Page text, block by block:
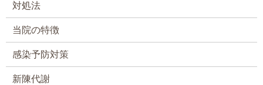
対処法
当院の特徴
感染予防対策
新陳代謝